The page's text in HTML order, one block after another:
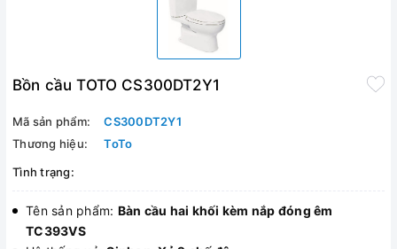
Bồn cầu TOTO CS300DT2Y1
Mã sản phẩm:
CS300DT2Y1
Thương hiệu:
ToTo
Tình trạng:
Tên sản phẩm: Bàn cầu hai khối kèm nắp đóng êm
TC393VS